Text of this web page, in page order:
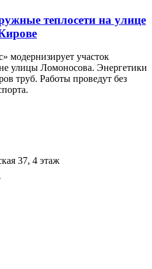
теплосети на улице
модернизирует участок
улицы Ломоносова. Энергетики
труб. Работы проведут без
37, 4 этаж